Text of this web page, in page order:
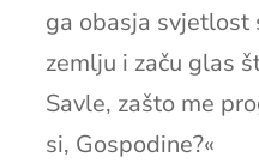
ga obasja svjetlost
zemlju i začu glas
Savle, zašto me
si, Gospodine?«